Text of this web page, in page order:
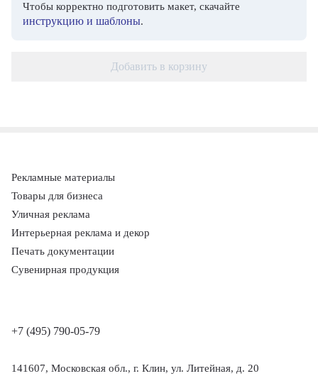
Чтобы корректно подготовить макет, скачайте
инструкцию и шаблоны.
Добавить в корзину
Рекламные материалы
Товары для бизнеса
Уличная реклама
Интерьерная реклама и декор
Печать документации
Сувенирная продукция
+7 (495) 790-05-79
141607, Московская обл., г. Клин, ул. Литейная, д. 20